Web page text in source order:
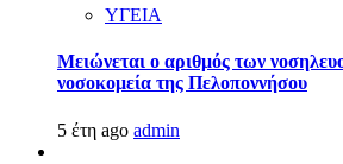
ΥΓΕΙΑ
Μειώνεται ο αριθμός των
νοσοκομεία της Πελοποννήσου
5 έτη ago admin